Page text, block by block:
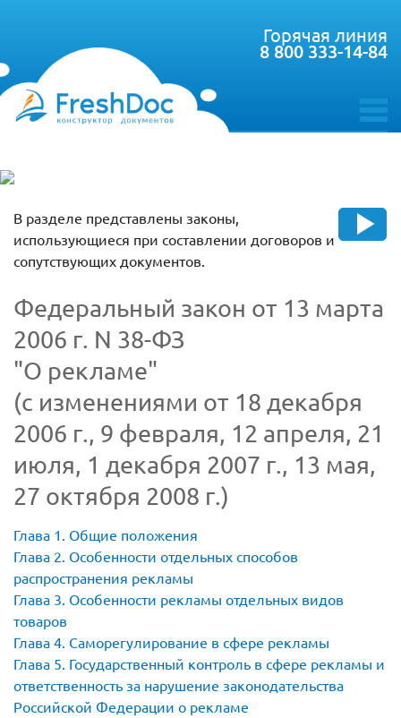
toggle
Горячая линия
8 800 333-14-84
В разделе представлены законы,
использующиеся при составлении договоров и
сопутствующих документов.
Федеральный закон от 13 марта
2006 г. N 38-ФЗ
"О рекламе"
(с изменениями от 18 декабря
2006 г., 9 февраля, 12 апреля, 21
июля, 1 декабря 2007 г., 13 мая,
27 октября 2008 г.)
Глава 1. Общие положения
Глава 2. Особенности отдельных способов
распространения рекламы
Глава 3. Особенности рекламы отдельных видов
товаров
Глава 4. Саморегулирование в сфере рекламы
Глава 5. Государственный контроль в сфере рекламы и
ответственность за нарушение законодательства
Российской Федерации о рекламе